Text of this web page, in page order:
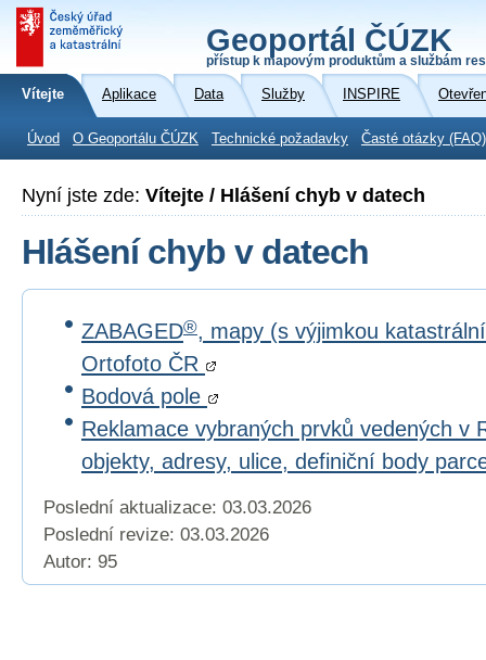
Geoportál ČÚZK
přístup k mapovým produktům a službám
Vítejte Aplikace Data Služby INSPIRE
Úvod O Geoportálu ČÚZK Technické požadavky Časté otázky (FAQ)
Nyní jste zde: Vítejte / Hlášení chyb v datech
Hlášení chyb v datech
ZABAGED®, mapy (s výjimkou
Ortofoto ČR
Bodová pole
Reklamace vybraných prvků vedených v
objekty, adresy, ulice, definiční body
Poslední aktualizace: 03.03.2026
Poslední revize: 03.03.2026
Autor: 95